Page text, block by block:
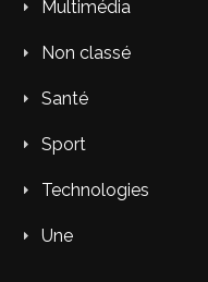
Multimédia
Non classé
Santé
Sport
Technologies
Une